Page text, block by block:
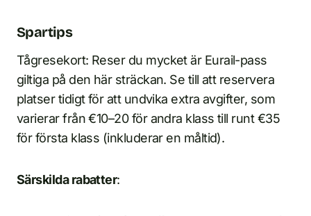
Spartips
Tågresekort: Reser du mycket är Eurail-pass
giltiga på den här sträckan. Se till att reservera
platser tidigt för att undvika extra avgifter, som
varierar från €10–20 för andra klass till runt €35
för första klass (inkluderar en måltid).
Särskilda rabatter: